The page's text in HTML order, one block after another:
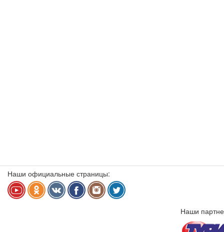
Наши официальные страницы:
Наши